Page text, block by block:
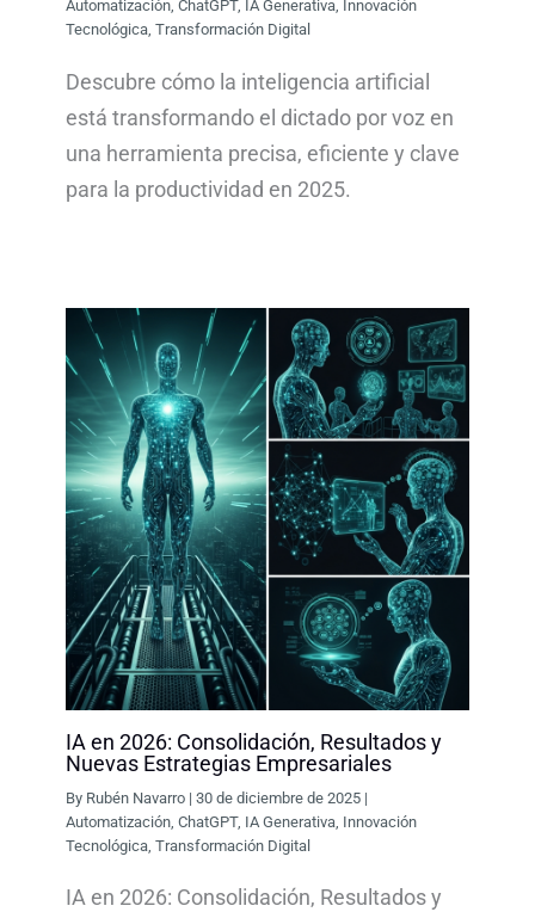
Automatización,ChatGPT, IA Generativa, Innovación
Tecnológica,Transformación Digital
Descubre cómo la inteligencia artificial
está transformando el dictado por voz en
una herramienta precisa, eficiente y clave
para la productividad en 2025.
IA en 2026: Consolidación, Resultados y
Nuevas Estrategias Empresariales
By Rubén Navarro |30 de diciembre de 2025 |
Automatización,ChatGPT, IA Generativa, Innovación
Tecnológica,Transformación Digital
IA en 2026: Consolidación, Resultados y